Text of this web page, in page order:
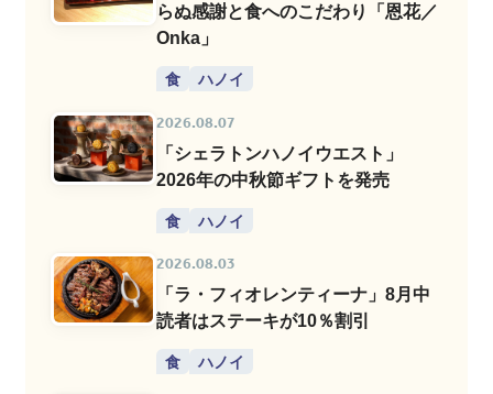
らぬ感謝と食へのこだわり「恩花／
Onka」
食 ハノイ
2026.08.07
「シェラトンハノイウエスト」
2026年の中秋節ギフトを発売
食 ハノイ
2026.08.03
「ラ・フィオレンティーナ」8月中
読者はステーキが10％割引
食 ハノイ